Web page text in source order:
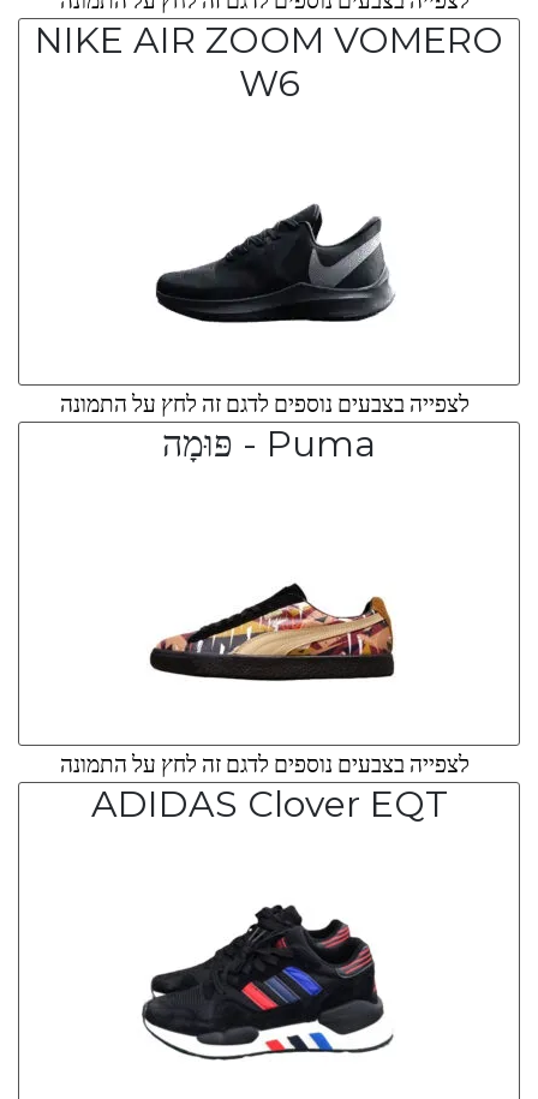
NIKE AIR ZOOM VOMERO
W6
לצפייה בצבעים נוספים לדגם זה לחץ על התמונה
Puma - פּוּמָה
לצפייה בצבעים נוספים לדגם זה לחץ על התמונה
ADIDAS Clover EQT